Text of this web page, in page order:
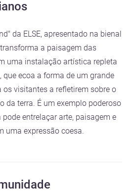
da ELSE, apresentado na bienal
a paisagem das
uma instalação artística repleta
que ecoa a forma de um grande
os visitantes a refletirem sobre o
da terra. É um exemplo poderoso
entrelaçar arte, paisagem e
uma expressão coesa.